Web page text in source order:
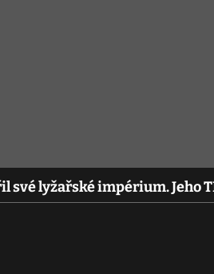
své lyžařské impérium. Jeho